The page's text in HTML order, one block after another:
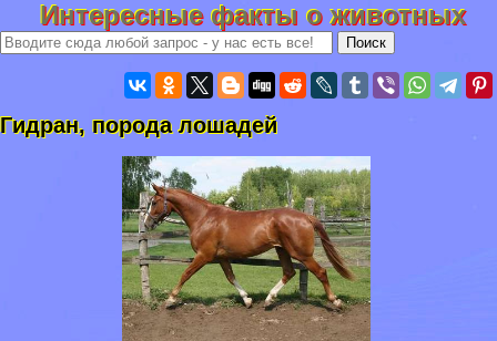
Интересные факты о животных
Гидран, порода лошадей